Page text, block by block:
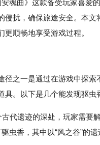
曲》这款备受玩家喜爱的
侵扰，确保旅途安全。本
顺畅地享受游戏过程。
径之一是通过在游戏中探
具。以下是几个能发现驱虫
代遗迹的深处，玩家需要
虫香，其中以“风之谷”的